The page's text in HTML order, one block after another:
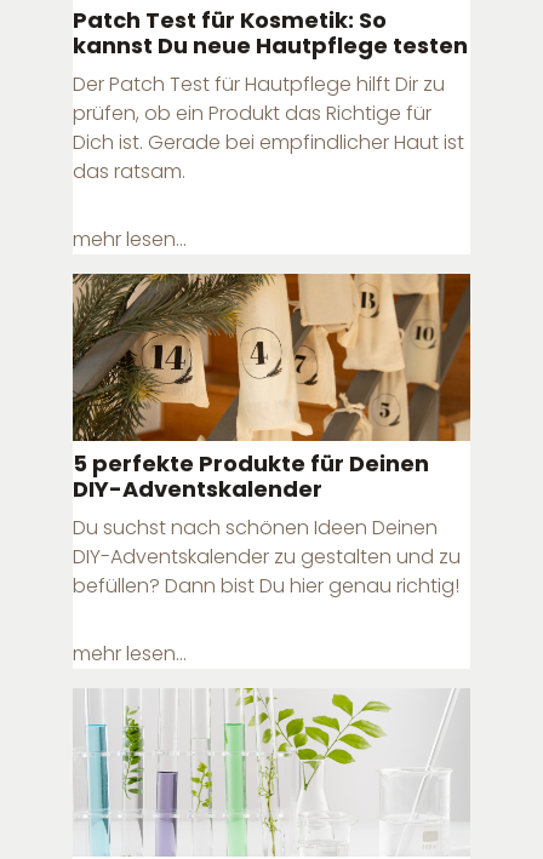
Patch Test für Kosmetik: So
kannst Du neue Hautpflege testen
Der Patch Test für Hautpflege hilft Dir zu
prüfen, ob ein Produkt das Richtige für
Dich ist. Gerade bei empfindlicher Haut ist
das ratsam.
mehr lesen...
5 perfekte Produkte für Deinen
DIY-Adventskalender
Du suchst nach schönen Ideen Deinen
DIY-Adventskalender zu gestalten und zu
befüllen? Dann bist Du hier genau richtig!
mehr lesen...